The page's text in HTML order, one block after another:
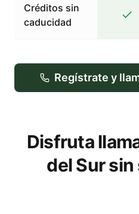
Créditos sin
caducidad
Regístrate y
Disfruta
del Sur